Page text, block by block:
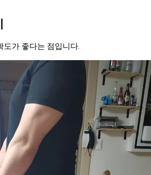
도가 좋다는 점입니다.